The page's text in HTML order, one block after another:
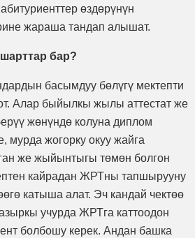
өздөрүнүн
жараша тандап алышат.
бар?
басымдуу бөлүгү мектепти
Алар быйылкы жылы аттестат же
жөнүндө колуна диплом
жогорку окуу жайга
же жыйынтыгы төмөн болгон
кайрадан ЖРТны тапшырууну
катыша алат. Эч кандай чектөө
учурда ЖРТга каттоодон
болбошу керек. Андан башка